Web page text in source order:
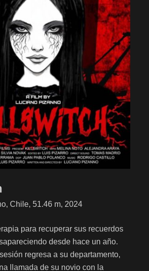
Chile, 51.46 m, 2024
para recuperar sus recuerdos
desde hace un año.
regresa a su departamento,
llamada de su novio con la